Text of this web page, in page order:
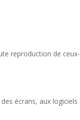
reproduction de ceux-
écrans, aux logiciels